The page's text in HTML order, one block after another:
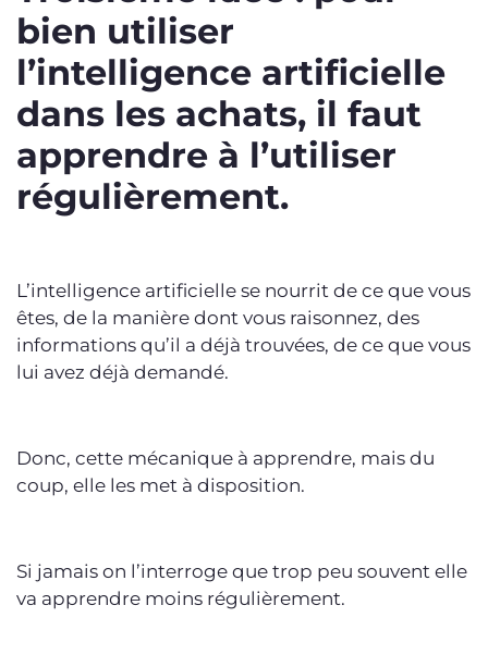
bien utiliser
l’intelligence artificielle
dans les achats, il faut
apprendre à l’utiliser
régulièrement.
L’intelligence artificielle se nourrit de ce que vous
êtes, de la manière dont vous raisonnez, des
informations qu’il a déjà trouvées, de ce que vous
lui avez déjà demandé.
Donc, cette mécanique à apprendre, mais du
coup, elle les met à disposition.
Si jamais on l’interroge que trop peu souvent elle
va apprendre moins régulièrement.